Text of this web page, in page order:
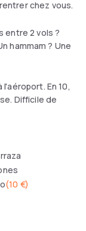
of
chez vous.
entre 2 vols ?
hammam ? Une
En 10,
Difficile de
(10 €)